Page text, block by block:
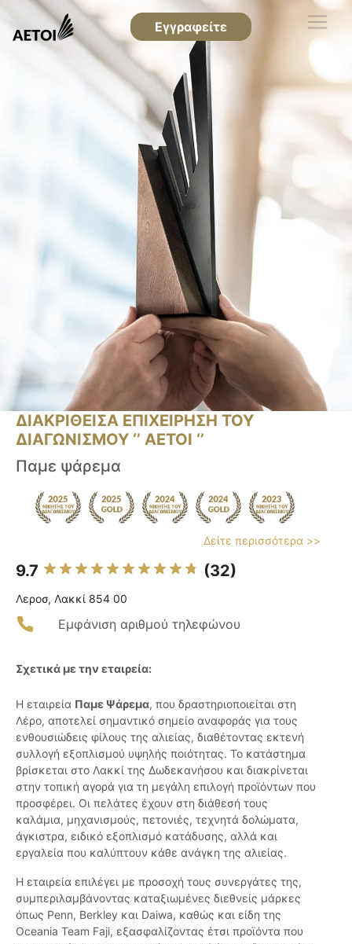
Εγγραφείτε
ΔΙΑΚΡΙΘΕΙΣΑ ΕΠΙΧΕΙΡΗΣΗ ΤΟΥ
ΔΙΑΓΩΝΙΣΜΟΥ ‘’ ΑΕΤΟΙ ‘’
Παμε ψάρεμα
Δείτε περισσότερα >>
9.7 (32)
Λεροσ, Λακκί 854 00
Εμφάνιση αριθμού τηλεφώνου
Σχετικά με την εταιρεία:
Η εταιρεία Παμε Ψάρεμα, που δραστηριοποιείται στη
Λέρο, αποτελεί σημαντικό σημείο αναφοράς για τους
ενθουσιώδεις φίλους της αλιείας, διαθέτοντας εκτενή
συλλογή εξοπλισμού υψηλής ποιότητας. Το κατάστημα
βρίσκεται στο Λακκί της Δωδεκανήσου και διακρίνεται
στην τοπική αγορά για τη μεγάλη επιλογή προϊόντων που
προσφέρει. Οι πελάτες έχουν στη διάθεσή τους
καλάμια, μηχανισμούς, πετονιές, τεχνητά δολώματα,
άγκιστρα, ειδικό εξοπλισμό κατάδυσης, αλλά και
εργαλεία που καλύπτουν κάθε ανάγκη της αλιείας.
Η εταιρεία επιλέγει με προσοχή τους συνεργάτες της,
συμπεριλαμβάνοντας καταξιωμένες διεθνείς μάρκες
όπως Penn, Berkley και Daiwa, καθώς και είδη της
Oceania Team Faji, εξασφαλίζοντας έτσι προϊόντα που